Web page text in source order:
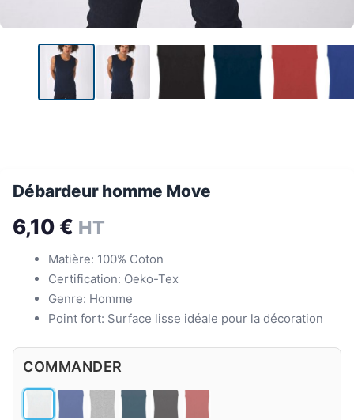
Débardeur homme Move
6,10 € HT
Matière: 100% Coton
Certification: Oeko-Tex
Genre: Homme
Point fort: Surface lisse idéale pour la décoration
COMMANDER